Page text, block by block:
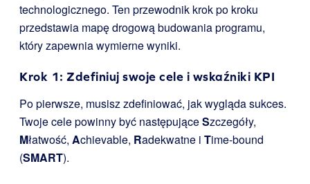
technologicznego. Ten przewodnik krok po kroku
przedstawia mapę drogową budowania programu,
który zapewnia wymierne wyniki.
Krok 1: Zdefiniuj swoje cele i wskaźniki KPI
Po pierwsze, musisz zdefiniować, jak wygląda sukces.
Twoje cele powinny być następująceSzczegóły,
Młatwość, Achievable, Radekwatne i Time-bound
(SMART).